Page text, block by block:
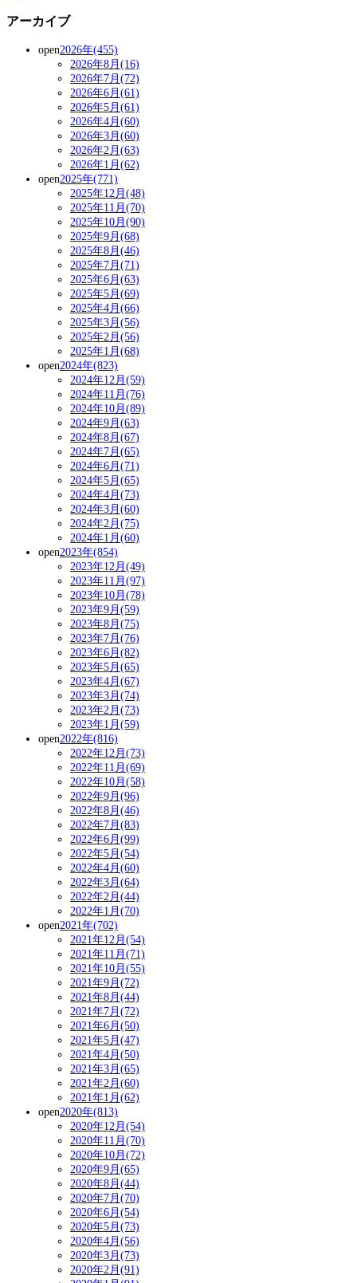
アーカイブ
open2026年(455)
2026年8月(16)
2026年7月(72)
2026年6月(61)
2026年5月(61)
2026年4月(60)
2026年3月(60)
2026年2月(63)
2026年1月(62)
open2025年(771)
2025年12月(48)
2025年11月(70)
2025年10月(90)
2025年9月(68)
2025年8月(46)
2025年7月(71)
2025年6月(63)
2025年5月(69)
2025年4月(66)
2025年3月(56)
2025年2月(56)
2025年1月(68)
open2024年(823)
2024年12月(59)
2024年11月(76)
2024年10月(89)
2024年9月(63)
2024年8月(67)
2024年7月(65)
2024年6月(71)
2024年5月(65)
2024年4月(73)
2024年3月(60)
2024年2月(75)
2024年1月(60)
open2023年(854)
2023年12月(49)
2023年11月(97)
2023年10月(78)
2023年9月(59)
2023年8月(75)
2023年7月(76)
2023年6月(82)
2023年5月(65)
2023年4月(67)
2023年3月(74)
2023年2月(73)
2023年1月(59)
open2022年(816)
2022年12月(73)
2022年11月(69)
2022年10月(58)
2022年9月(96)
2022年8月(46)
2022年7月(83)
2022年6月(99)
2022年5月(54)
2022年4月(60)
2022年3月(64)
2022年2月(44)
2022年1月(70)
open2021年(702)
2021年12月(54)
2021年11月(71)
2021年10月(55)
2021年9月(72)
2021年8月(44)
2021年7月(72)
2021年6月(50)
2021年5月(47)
2021年4月(50)
2021年3月(65)
2021年2月(60)
2021年1月(62)
open2020年(813)
2020年12月(54)
2020年11月(70)
2020年10月(72)
2020年9月(65)
2020年8月(44)
2020年7月(70)
2020年6月(54)
2020年5月(73)
2020年4月(56)
2020年3月(73)
2020年2月(91)